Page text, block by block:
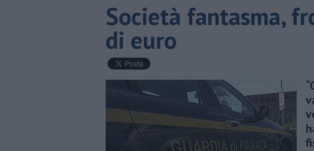
Società fantasma,
di euro